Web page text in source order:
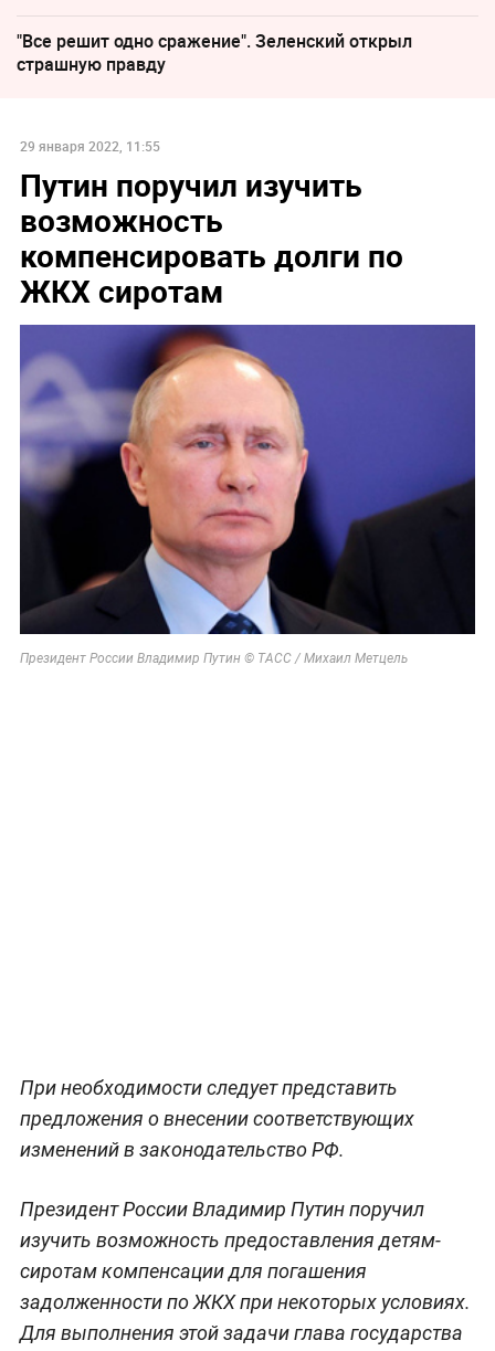
"Все решит одно сражение". Зеленский открыл
страшную правду
29 января 2022, 11:55
Путин поручил изучить
возможность
компенсировать долги по
ЖКХ сиротам
Президент России Владимир Путин © ТАСС / Михаил Метцель
При необходимости следует представить
предложения о внесении соответствующих
изменений в законодательство РФ.
Президент России Владимир Путинпоручил
изучить возможность предоставления детям-
сиротам компенсации для погашения
задолженности по ЖКХ при некоторых условиях.
Для выполнения этой задачи глава государства